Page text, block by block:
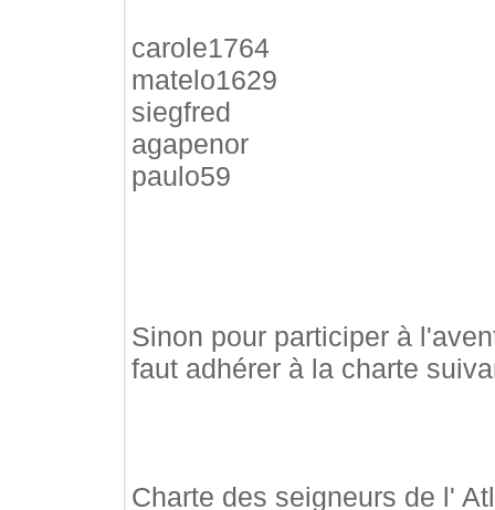
carole1764
matelo1629
siegfred
agapenor
paulo59
Sinon pour participer à
faut adhérer à la charte
Charte des seigneurs de l'